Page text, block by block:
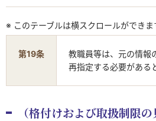
※ このテーブルは横スクロールができま
第19条
教職員等は、元の情報
再指定する必要がある
（格付けおよび取扱制限の